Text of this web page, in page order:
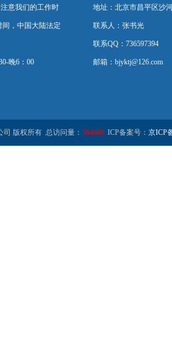
意我们的工作时
，中国大陆法定
晚6：00
地址：北京市昌平区沙
联系人：张书光
联系QQ：736597394
邮箱：bjyktj@126.com
版权所有 总访问量： 584680 ICP备案号： 京ICP